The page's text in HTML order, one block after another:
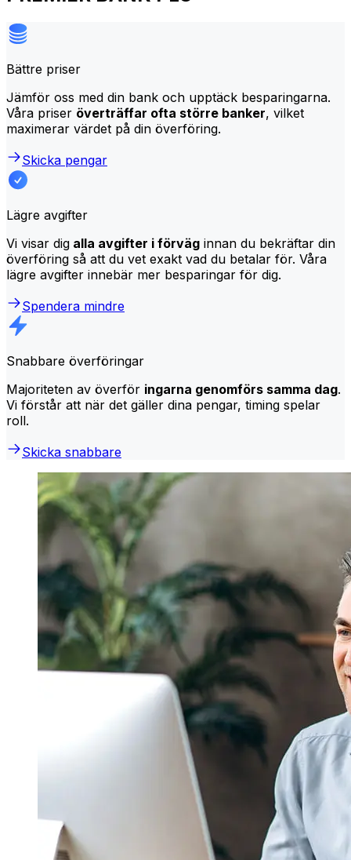
Bättre priser
Jämför oss med din bank och upptäck besparingarna.
Våra priser överträffar ofta större banker, vilket
maximerar värdet på din överföring.
Skicka pengar
Lägre avgifter
Vi visar dig alla avgifter i förväg innan du bekräftar din
överföring så att du vet exakt vad du betalar för. Våra
lägre avgifter innebär mer besparingar för dig.
Spendera mindre
Snabbare överföringar
Majoriteten av överför ingarna genomförs samma dag.
Vi förstår att när det gäller dina pengar, timing spelar
roll.
Skicka snabbare